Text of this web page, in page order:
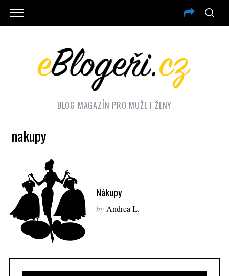
BLOG MAGAZÍN PRO MUŽE I ŽENY
nakupy
Nákupy
by Andrea L.